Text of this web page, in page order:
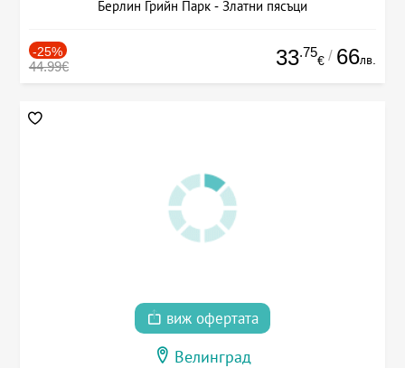
Берлин Грийн Парк - Златни пясъци
-25%
44.99€ 33.75
€ / 66лв.
виж офертата
Велинград